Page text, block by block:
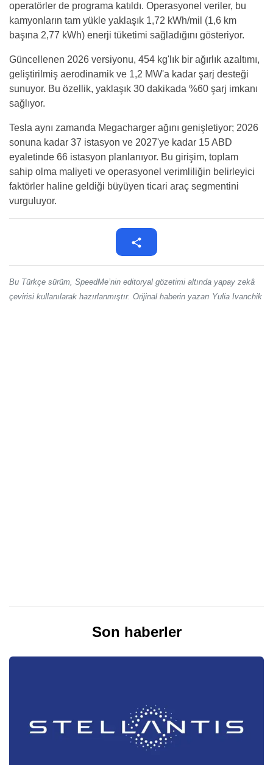
operatörler de programa katıldı. Operasyonel veriler, bu
kamyonların tam yükle yaklaşık 1,72 kWh/mil (1,6 km
başına 2,77 kWh) enerji tüketimi sağladığını gösteriyor.
Güncellenen 2026 versiyonu, 454 kg'lık bir ağırlık azaltımı,
geliştirilmiş aerodinamik ve 1,2 MW'a kadar şarj desteği
sunuyor. Bu özellik, yaklaşık 30 dakikada %60 şarj imkanı
sağlıyor.
Tesla aynı zamanda Megacharger ağını genişletiyor; 2026
sonuna kadar 37 istasyon ve 2027'ye kadar 15 ABD
eyaletinde 66 istasyon planlanıyor. Bu girişim, toplam
sahip olma maliyeti ve operasyonel verimliliğin belirleyici
faktörler haline geldiği büyüyen ticari araç segmentini
vurguluyor.
Bu Türkçe sürüm, SpeedMe’nin editoryal gözetimi altında yapay zekâ
çevirisi kullanılarak hazırlanmıştır. Orijinal haberin yazarı Yulia Ivanchik
Son haberler